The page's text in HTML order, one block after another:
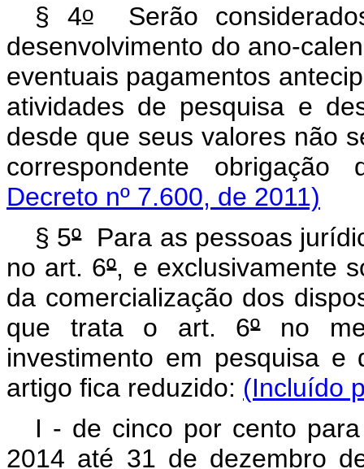
§ 4o
Serão
desenvolvimento do ano-
eventuais pagamentos
atividades de pesquisa e
desde que seus valores não
correspondente
Decreto nº 7.600, de 2011)
§ 5ºPara as pessoas
no art. 6º, e exclusivamente
da comercialização dos
que trata o art. 6ºno
investimento em pesquisa e
artigo fica reduzido: (Incluído
I - de cinco por cento
2014 até 31 de dezembro